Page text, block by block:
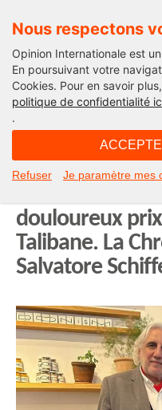
Nous respectons
Opinion Internationale est
En poursuivant votre
Cookies. Pour en savoir
politique de confidentialité
.
Refuser Je paramètre mes
La chronique de
Afghanistan,
douloureux
Talibane. La
Salvatore